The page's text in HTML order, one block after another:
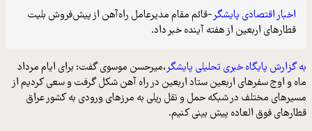
اخبار اقتصادی پایشگر-قائم مقام مدیرعامل راه‌آهن از پیش‌فروش بلیت
قطارهای اربعین از هفته آینده خبر داد.
به گزارش پایگاه خبری تحلیلی پایشگر،میرحسن موسوی گفت: برای ایام مرداد
ماه و اوج سفرهای اربعین ستاد اربعین در راه آهن شکل گرفت و سعی کردیم از
مسیرهای مختلف در شبکه‌ حمل و نقل ریلی به مرزهای ورودی به کشور عراق
قطارهای فوق العاده پیش بینی کنیم.